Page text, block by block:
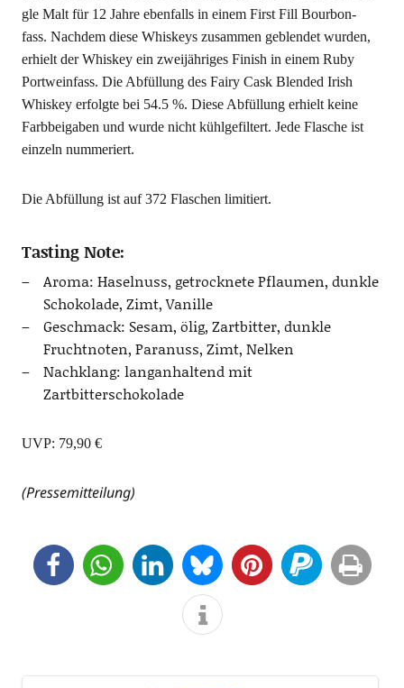
gle Malt für 12 Jah­re eben­falls in einem First Fill Bour­bon­
fass. Nach­dem die­se Whis­keys zusam­men geblen­det wur­den,
erhielt der Whis­key ein zwei­jäh­ri­ges Finish in einem Ruby
Port­wein­fass. Die Abfül­lung des Fairy Cask Blen­ded Irish
Whis­key erfolg­te bei 54.5 %. Die­se Abfül­lung erhielt kei­ne
Farb­bei­ga­ben und wur­de nicht kühl­ge­fil­tert. Jede Fla­sche ist
ein­zeln nummeriert.
Die Abfül­lung ist auf 372 Fla­schen limitiert.
Tasting Note:
Aro­ma: Hasel­nuss, getrock­ne­te Pflau­men, dunk­le
Scho­ko­la­de, Zimt, Vanille
Geschmack: Sesam, ölig, Zart­bit­ter, dunk­le
Frucht­no­ten, Para­nuss, Zimt, Nelken
Nach­klang: lang­an­hal­tend mit
Zartbitterschokolade
UVP: 79,90 €
(Pres­se­mit­tei­lung)